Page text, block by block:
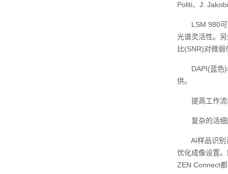
Politi、J.
LSM 980可完
光谱灵活性。
比(SNR)对微
DAPI(蓝色)和
供。
提高工作流
复杂的活细胞
AI样品识别系
优化成像设置
ZEN Connect‍都